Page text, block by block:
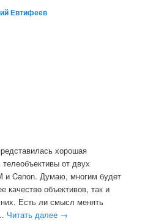
Евтифеев
хорошая
от двух
и Canon. Думаю, многим будет
качество объективов, так и
Есть ли смысл менять
Читать далее →